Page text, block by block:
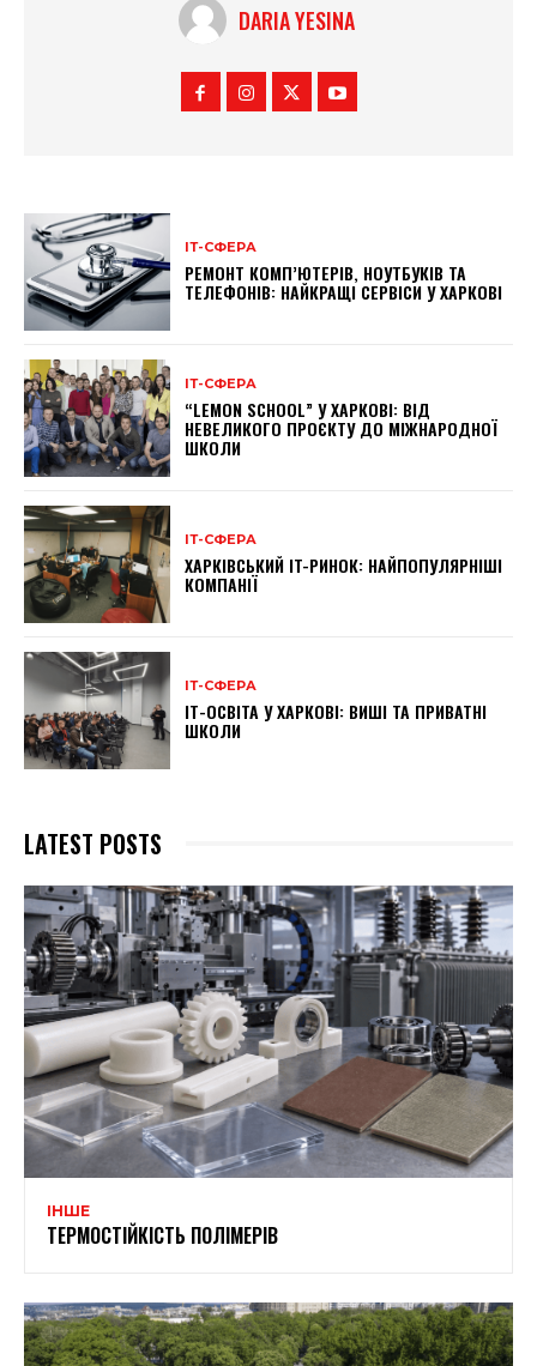
DARIA YESINA
ІТ-СФЕРА
РЕМОНТ КОМП’ЮТЕРІВ, НОУТБУКІВ ТА
ТЕЛЕФОНІВ: НАЙКРАЩІ СЕРВІСИ У ХАРКОВІ
ІТ-СФЕРА
“LEMON SCHOOL” У ХАРКОВІ: ВІД
НЕВЕЛИКОГО ПРОЄКТУ ДО МІЖНАРОДНОЇ
ШКОЛИ
ІТ-СФЕРА
ХАРКІВСЬКИЙ IT-РИНОК: НАЙПОПУЛЯРНІШІ
КОМПАНІЇ
ІТ-СФЕРА
ІТ-ОСВІТА У ХАРКОВІ: ВИШІ ТА ПРИВАТНІ
ШКОЛИ
LATEST POSTS
ІНШЕ
ТЕРМОСТІЙКІСТЬ ПОЛІМЕРІВ